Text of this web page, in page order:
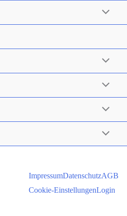
ImpressumDatenschutzAGB
Cookie-EinstellungenLogin